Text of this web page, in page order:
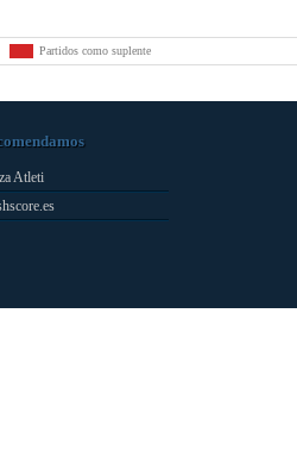
Partidos como suplente
Atleti